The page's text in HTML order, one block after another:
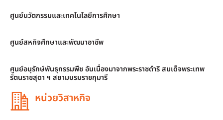
ศูนย์นวัตกรรมและเทคโนโลยีการศึกษา
ศูนย์สหกิจศึกษาและพัฒนาอาชีพ
ศูนย์อนุรักษ์พันธุกรรมพืช อันเนื่องมาจากพระราชดำริ สมเด็จพระเทพ
รัตนราชสุดา ฯ สยามบรมราชกุมารี
หน่วยวิสาหกิจ